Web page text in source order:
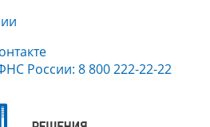
России: 8 800 222-22-22